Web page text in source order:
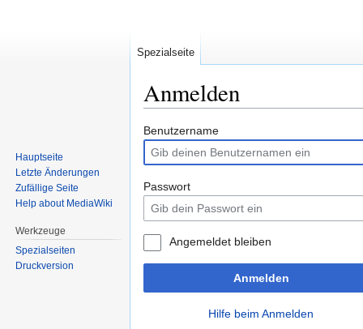
Anmelden
Zur
Navigation
springen
Zur
Suche
springen
Benutzername
Passwort
Angemeldet bleiben
Anmelden
Hilfe beim Anmelden
Spezialseite
Hauptseite
Letzte Änderungen
Zufällige Seite
Help about MediaWiki
Werkzeuge
Spezialseiten
Druckversion